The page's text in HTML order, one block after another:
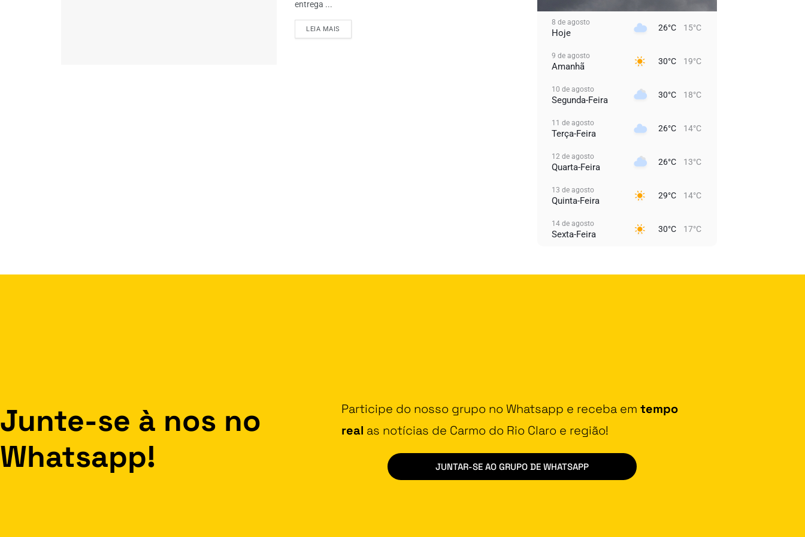
entrega ...
LEIA MAIS
8 de agosto
Hoje 26°C 15°C
9 de agosto
Amanhã 30°C 19°C
10 de agosto
Segunda-Feira 30°C 18°C
11 de agosto
Terça-Feira 26°C 14°C
12 de agosto
Quarta-Feira 26°C 13°C
13 de agosto
Quinta-Feira 29°C 14°C
14 de agosto
Sexta-Feira 30°C 17°C
Junte-se à nos no
Whatsapp!
Participe do nosso grupo no Whatsapp e receba em tempo
real as notícias de Carmo do Rio Claro e região!
JUNTAR-SE AO GRUPO DE WHATSAPP